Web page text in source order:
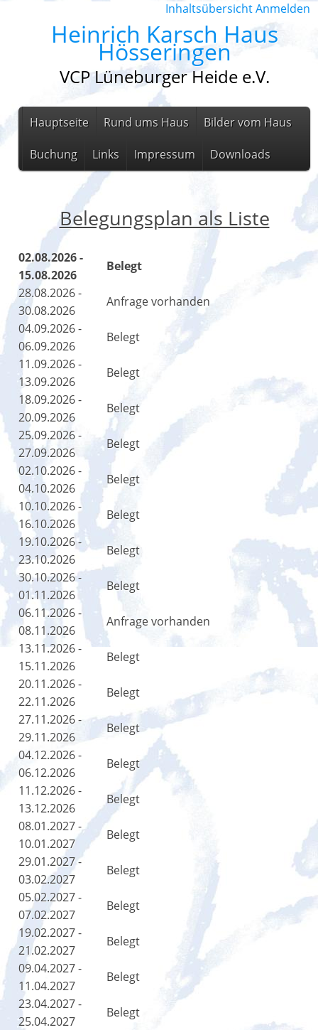
InhaltsübersichtAnmelden
Heinrich Karsch Haus
Hösseringen
VCP Lüneburger Heide e.V.
Hauptseite Rund ums Haus Bilder vom Haus
Buchung Links Impressum Downloads
Belegungsplan als Liste
02.08.2026 -
15.08.2026
Belegt
28.08.2026 -
30.08.2026
Anfrage vorhanden
04.09.2026 -
06.09.2026
Belegt
11.09.2026 -
13.09.2026
Belegt
18.09.2026 -
20.09.2026
Belegt
25.09.2026 -
27.09.2026
Belegt
02.10.2026 -
04.10.2026
Belegt
10.10.2026 -
16.10.2026
Belegt
19.10.2026 -
23.10.2026
Belegt
30.10.2026 -
01.11.2026
Belegt
06.11.2026 -
08.11.2026
Anfrage vorhanden
13.11.2026 -
15.11.2026
Belegt
20.11.2026 -
22.11.2026
Belegt
27.11.2026 -
29.11.2026
Belegt
04.12.2026 -
06.12.2026
Belegt
11.12.2026 -
13.12.2026
Belegt
08.01.2027 -
10.01.2027
Belegt
29.01.2027 -
03.02.2027
Belegt
05.02.2027 -
07.02.2027
Belegt
19.02.2027 -
21.02.2027
Belegt
09.04.2027 -
11.04.2027
Belegt
23.04.2027 -
25.04.2027
Belegt